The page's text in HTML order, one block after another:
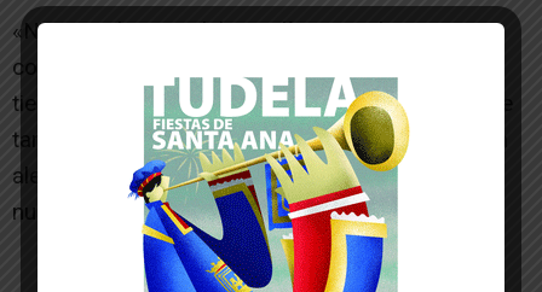
«Nos quedan por delante días muy duros»,
concluye. «Pero estoy seguro que esta pesadilla
tiene fecha de caducidad. Sé que más pronto que
tarde venceremos a este virus, recuperaremos la
alegría, y podremos estar por nuestras calles de
nuevo».
-- Publicidad --